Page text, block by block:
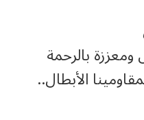
ومعززة بالرحمة
الأبطال..